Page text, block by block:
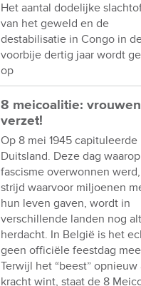
Het aantal dodelijke
van het geweld en de
destabilisatie in Congo in
voorbije dertig jaar wordt
op
8 meicoalitie:
verzet!
Op 8 mei 1945 capituleerde
Duitsland. Deze dag
fascisme overwonnen
strijd waarvoor miljoenen
hun leven gaven, wordt in
verschillende landen nog
herdacht. In België is het
geen officiële feestdag
Terwijl het “beest” opnieuw
kracht wint, staat de 8